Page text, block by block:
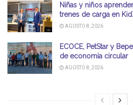
Niñas y niños
trenes de carga en
AGOSTO 8, 2026
ECOCE, PetStar y
de economía circular
AGOSTO 8, 2026